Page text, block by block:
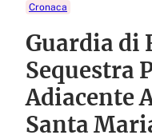
Cronaca
Guardia di
Sequestra
Adiacente
Santa